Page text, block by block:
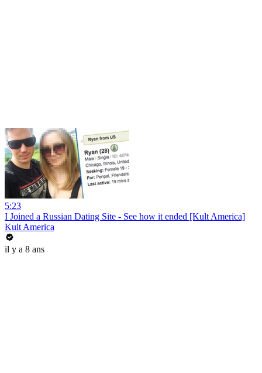
5:23
I Joined a Russian Dating Site - See how it ended [Kult America]
Kult America
il y a 8 ans